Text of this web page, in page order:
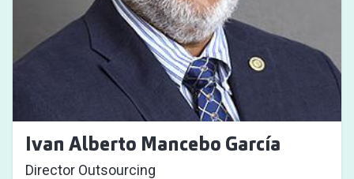
Ivan Alberto Mancebo García
Director Outsourcing